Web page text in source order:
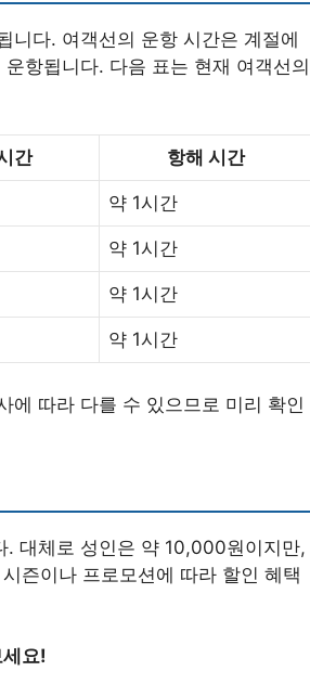
니다. 여객선의 운항 시간은 계절에
항됩니다. 다음 표는 현재 여객선의
간 항해 시간
약 1시간
약 1시간
약 1시간
약 1시간
에 따라 다를 수 있으므로 미리 확인
. 대체로 성인은 약 10,000원이지만,
즌이나 프로모션에 따라 할인 혜택
요!